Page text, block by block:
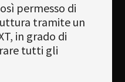
permesso di
tramite un
in grado di
tutti gli